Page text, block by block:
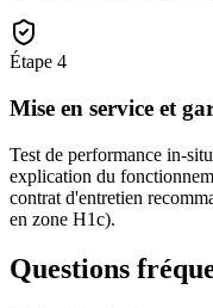
Étape 4
Mise en service et
Test de performance in-
explication du
contrat d'entretien
en zone H1c).
Questions